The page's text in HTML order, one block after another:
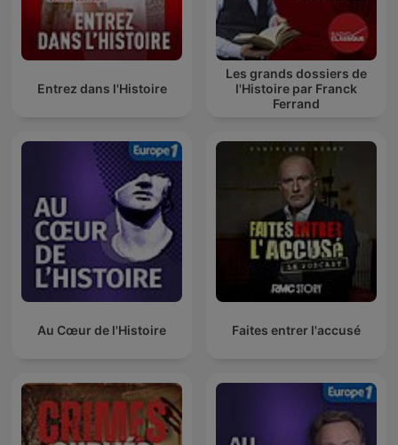
Entrez dans l'Histoire
Les grands dossiers de
l'Histoire par Franck
Ferrand
Au Cœur de l'Histoire Faites entrer l'accusé